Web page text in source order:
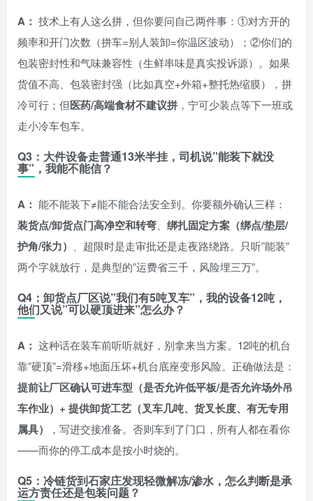
A： 技术上有人这么拼，但你要问自己两件事：①对方开的
频率和开门次数（拼车=别人装卸=你温区波动）；②你们的
包装密封性和气味兼容性（生鲜串味是真实投诉源）。如果
货值不高、包装密封强（比如真空+外箱+整托热缩膜），拼
冷可行；但医药/高端食材不建议拼 ，宁可少装点等下一班或
走小冷车包车。
Q3：大件设备走普通13米半挂，司机说”能装下就没
事”，我能不能信？
A： 能不能装下≠能不能合法安全到。你要额外确认三样：
装货点/卸货点门高净空和转弯
绑扎固定方案（绑点/垫层/
护角/张力）
、超限时是走审批还是走夜路绕路。只听”能装”
两个字就放行，是典型的”运费省三千，风险埋三万”。
Q4：卸货点厂区说”我们有5吨叉车”，我的设备12吨，
他们又说”可以硬顶进来”怎么办？
A： 这种话在装车前听听就好，别拿来当方案。12吨的机台
靠”硬顶”=滑移+地面压坏+机台底座变形风险。正确做法是：
提前让厂区确认可进车型（是否允许低平板/是否允许场外吊
车作业）+ 提供卸货工艺（叉车几吨、货叉长度、有无专用
属具）
，写进交接准备。否则车到了门口，所有人都在看你
——而你的停工成本是按小时烧的。
Q5：冷链货到石家庄发现轻微解冻/渗水，怎么判断是承
运方责任还是包装问题？